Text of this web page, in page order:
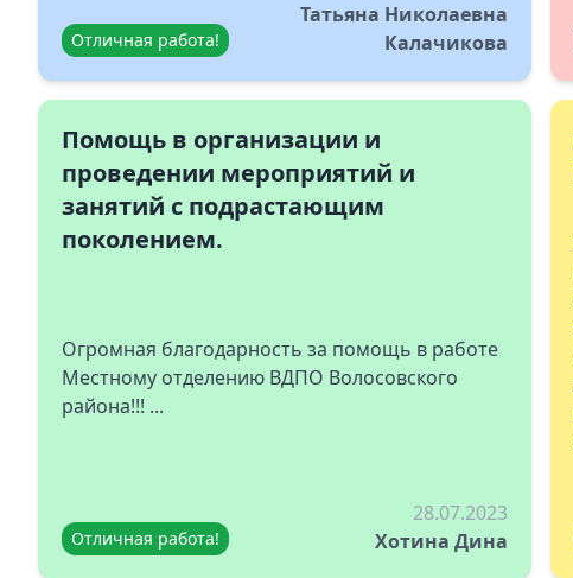
Отличная работа!
Татьяна Николаевна
Калачикова
Помощь в организации и
проведении мероприятий и
занятий с подрастающим
поколением.
Огромная благодарность за помощь в работе
Местному отделению ВДПО Волосовского
района!!! ...
Отличная работа!
28.07.2023
Хотина Дина